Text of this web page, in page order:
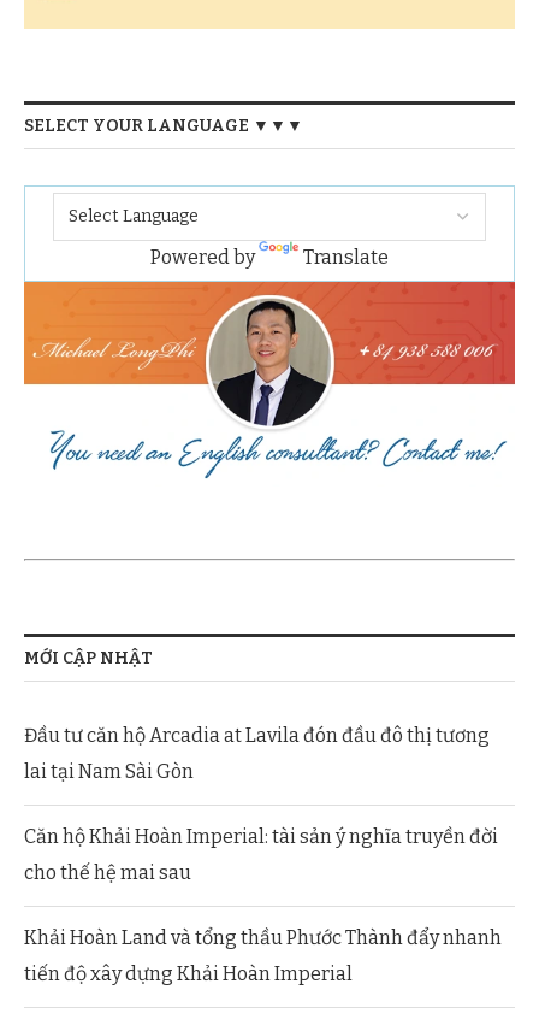
SELECT YOUR LANGUAGE ▼▼▼
Powered by Translate
MỚI CẬP NHẬT
Đầu tư căn hộ Arcadia at Lavila đón đầu đô thị tương
lai tại Nam Sài Gòn
Căn hộ Khải Hoàn Imperial: tài sản ý nghĩa truyền đời
cho thế hệ mai sau
Khải Hoàn Land và tổng thầu Phước Thành đẩy nhanh
tiến độ xây dựng Khải Hoàn Imperial